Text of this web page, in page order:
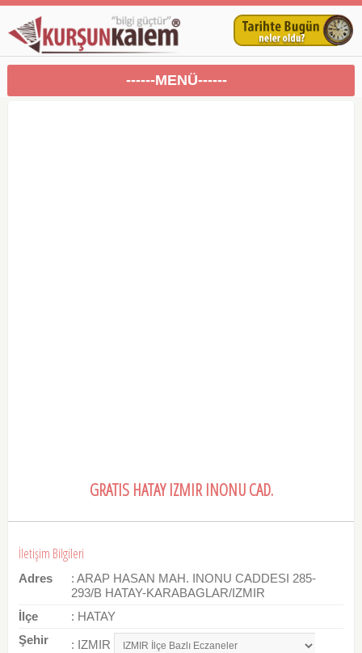
------MENÜ------
GRATIS HATAY IZMIR INONU CAD.
İletişim Bilgileri
Adres
: ARAP HASAN MAH. INONU CADDESI 285-
293/B HATAY-KARABAGLAR/IZMIR
İlçe
: HATAY
Şehir
: IZMIR